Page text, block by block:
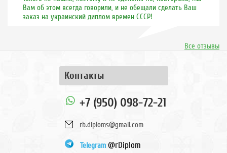
Вам об этом всегда говорили, и не обещали сделать Ваш
заказ на украинский диплом времен СССР!
Все отзывы
Контакты
+7 (950) 098-72-21
rb.diploms@gmail.com
Telegram@rDiplom